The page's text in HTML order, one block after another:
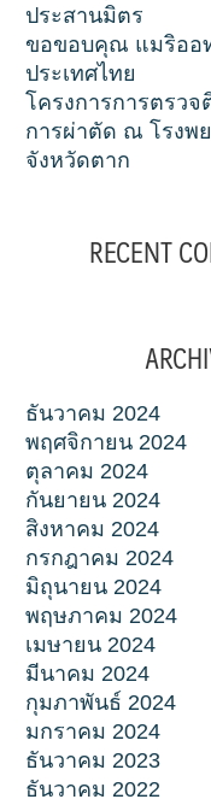
ประสานมิตร
ขอขอบคุณ แมริออ
ประเทศไทย
โครงการการตรว
การผ่าตัด ณ โรงพ
จังหวัดตาก
RECENT
ธันวาคม 2024
พฤศจิกายน 2024
ตุลาคม 2024
กันยายน 2024
สิงหาคม 2024
กรกฎาคม 2024
มิถุนายน 2024
พฤษภาคม 2024
เมษายน 2024
มีนาคม 2024
กุมภาพันธ์ 2024
มกราคม 2024
ธันวาคม 2023
ธันวาคม 2022